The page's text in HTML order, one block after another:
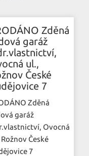
Zděná
garáž
ul.,
České
7
Zděná
garáž
Ovocná
České
7